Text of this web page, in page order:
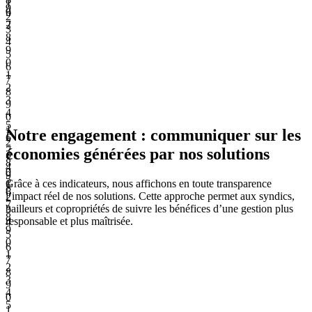
Notre engagement : communiquer sur les
économies générées par nos solutions
Grâce à ces indicateurs, nous affichons en toute transparence
l’impact réel de nos solutions. Cette approche permet aux syndics,
bailleurs et copropriétés de suivre les bénéfices d’une gestion plus
responsable et plus maîtrisée.
9
2
9
6
7
8
9
0
1
2
3
4
5
6
7
8
9
8
1
2
3
4
5
6
7
8
9
0
1
2
3
4
5
6
7
8
9
0
1
2
3
4
5
0
1
2
3
4
5
6
7
8
9
0
1